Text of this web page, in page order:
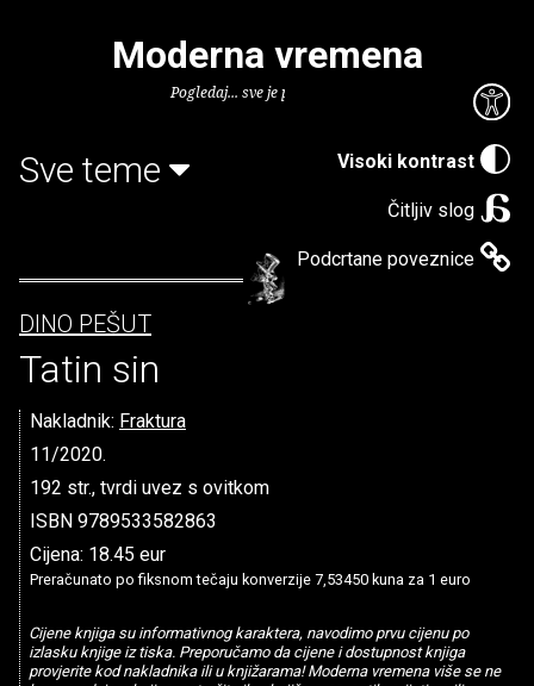
Visoki kontrast
Čitljiv slog
Podcrtane poveznice
Moderna vremena
Pogledaj... sve je puno knjiga.
Sve teme
DINO PEŠUT
Tatin sin
Nakladnik: Fraktura
11/2020.
192 str., tvrdi uvez s ovitkom
ISBN 9789533582863
Cijena: 18.45 eur
Preračunato po fiksnom tečaju konverzije 7,53450 kuna za 1 euro
Cijene knjiga su informativnog karaktera, navodimo prvu cijenu po
izlasku knjige iz tiska. Preporučamo da cijene i dostupnost knjiga
provjerite kod nakladnika ili u knjižarama! Moderna vremena više se ne